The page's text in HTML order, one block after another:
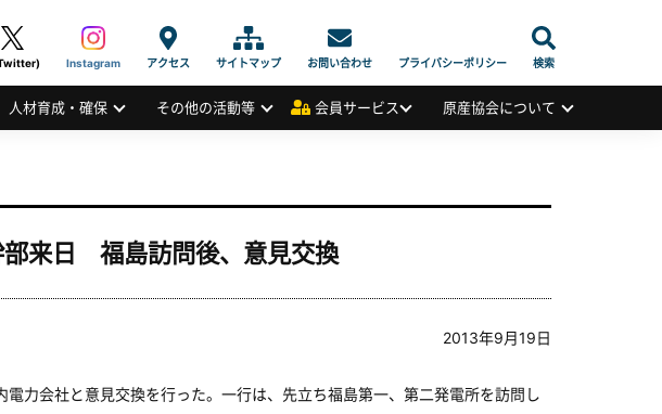
Instagram アクセス サイトマップ お問い合わせ プライバシーポリシー 検索
人材育成・確保 その他の活動等 会員サービス 原産協会について
来日 福島訪問後、意見交換
2013年9月19日
力会社と意見交換を行った。一行は、先立ち福島第一、第二発電所を訪問し